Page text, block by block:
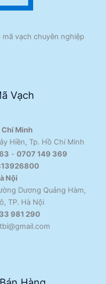
mã vạch chuyên nghiệp
Vạch
Chí Minh
Hiền, Tp. Hồ Chí Minh
- 0707 149 369
Nội
Dương Quảng Hàm,
TP. Hà Nội
981 290